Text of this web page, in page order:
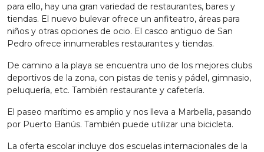
para ello, hay una gran variedad de restaurantes, bares y
tiendas. El nuevo bulevar ofrece un anfiteatro, áreas para
niños y otras opciones de ocio. El casco antiguo de San
Pedro ofrece innumerables restaurantes y tiendas.
De camino a la playa se encuentra uno de los mejores clubs
deportivos de la zona, con pistas de tenis y pádel, gimnasio,
peluquería, etc. También restaurante y cafetería.
El paseo marítimo es amplio y nos lleva a Marbella, pasando
por Puerto Banús. También puede utilizar una bicicleta.
La oferta escolar incluye dos escuelas internacionales de la